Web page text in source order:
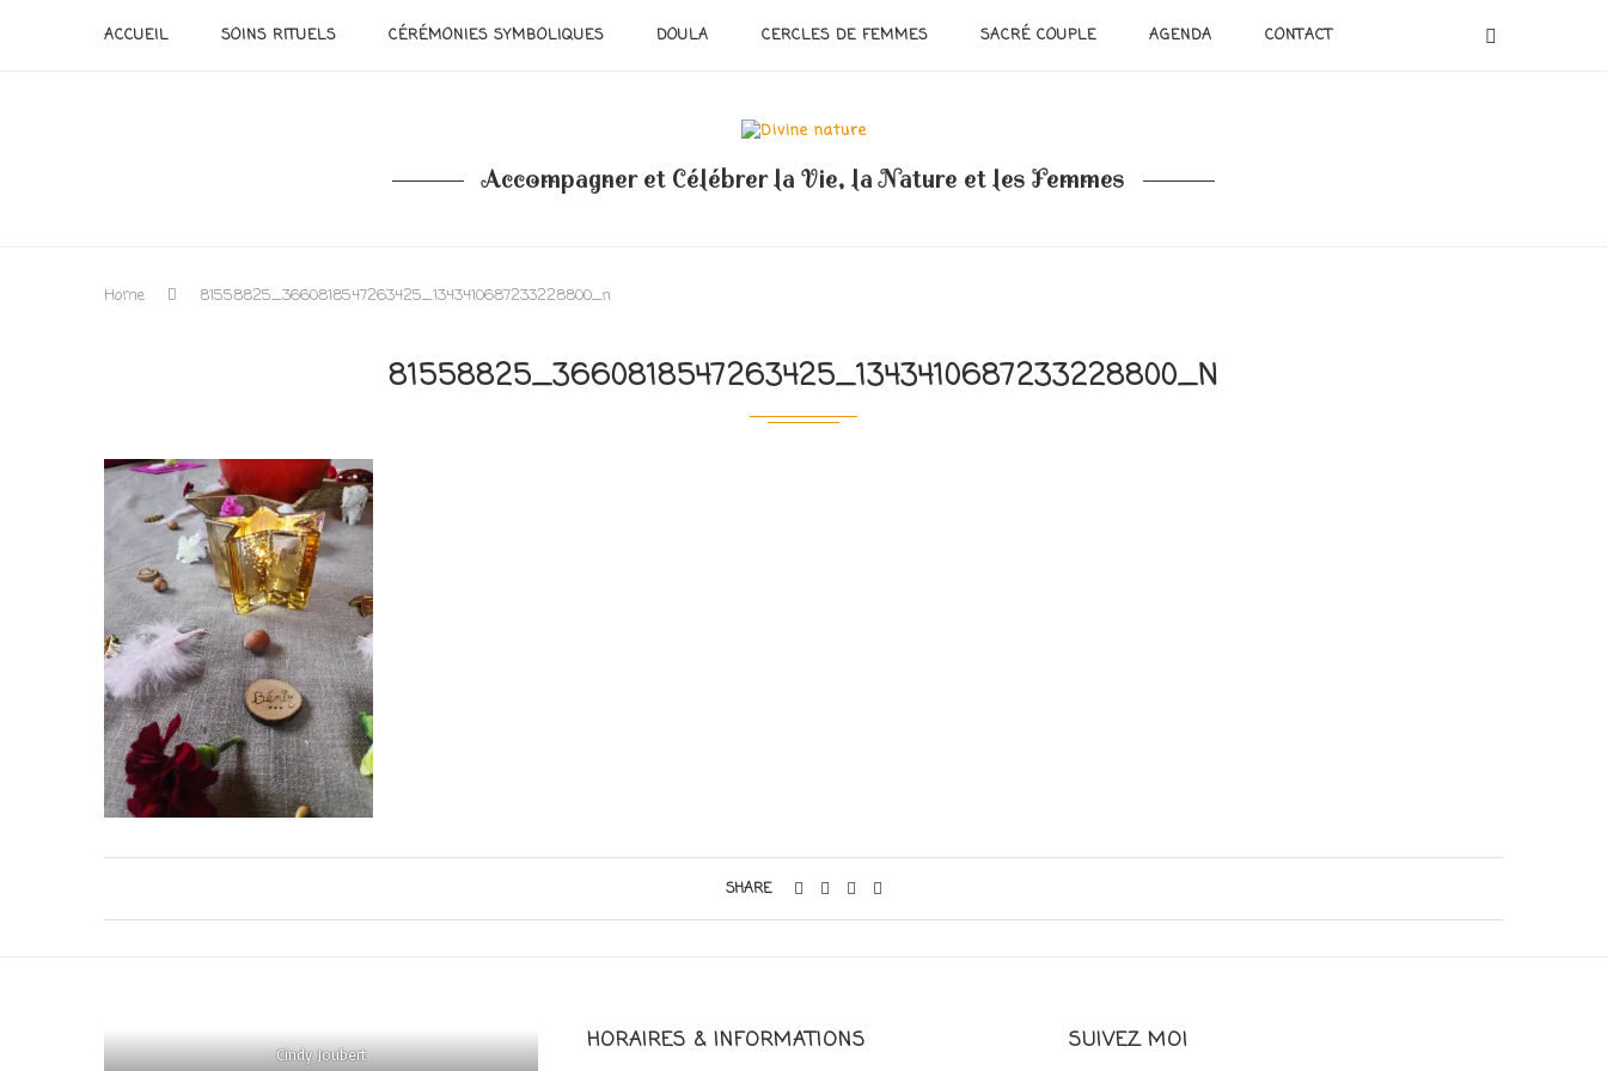
ACCUEIL SOINS RITUELS CÉRÉMONIES SYMBOLIQUES DOULA CERCLES DE FEMMES SACRÉ COUPLE AGENDA CONTACT
Accompagner et Célébrer la Vie, la Nature et les Femmes
Home 81558825_3660818547263425_1343410687233228800_n
81558825_3660818547263425_1343410687233228800_N
SHARE
Cindy Joubert HORAIRES & INFORMATIONS SUIVEZ MOI